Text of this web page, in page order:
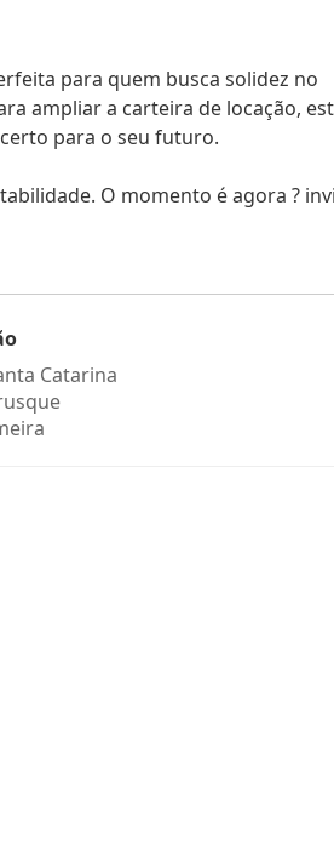
para quem busca solidez no
ampliar a carteira de locação,
para o seu futuro.
O momento é agora ?
Catarina